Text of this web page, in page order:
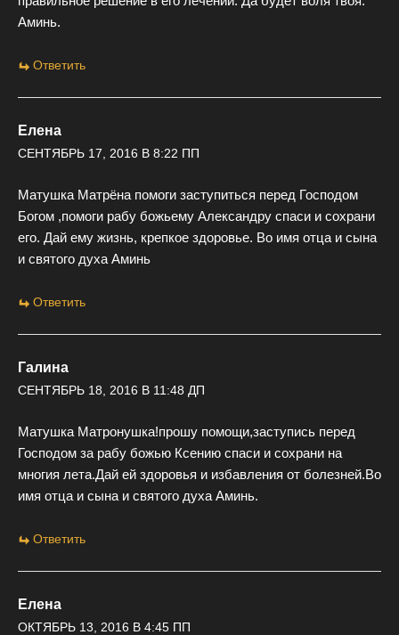
Аминь.
Ответить
Елена
СЕНТЯБРЬ 17, 2016 В 8:22 ПП
Матушка Матрёна помоги заступиться перед Господом
Богом ,помоги рабу божьему Александру спаси и сохрани
его. Дай ему жизнь, крепкое здоровье. Во имя отца и сына
и святого духа Аминь
Ответить
Галина
СЕНТЯБРЬ 18, 2016 В 11:48 ДП
Матушка Матронушка!прошу помощи,заступись перед
Господом за рабу божью Ксению спаси и сохрани на
многия лета.Дай ей здоровья и избавления от болезней.Во
имя отца и сына и святого духа Аминь.
Ответить
Елена
ОКТЯБРЬ 13, 2016 В 4:45 ПП